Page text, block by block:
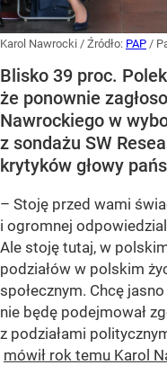
Karol Nawrocki / Źródło: PAP /
Blisko 39 proc.
że ponownie
Nawrockiego w
z sondażu SW
krytyków głowy
– Stoję przed wami
i ogromnej
Ale stoję tutaj, w
podziałów w polskim
społecznym. Chcę
nie będę podejmował
z podziałami
mówił rok temu Karol